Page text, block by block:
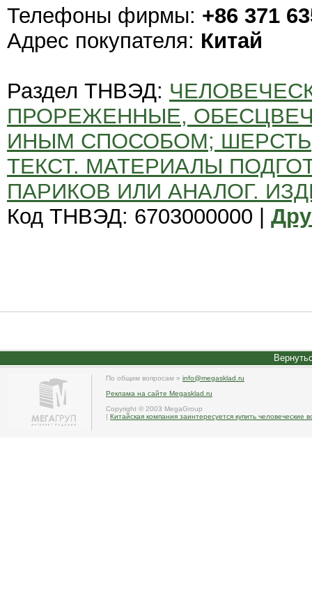
Телефоны фирмы: +86 371
Адрес покупателя: Китай
Раздел ТНВЭД:
ПРОРЕЖЕННЫЕ,
ИНЫМ СПОСОБОМ;
ТЕКСТ. МАТЕРИАЛЫ
ПАРИКОВ ИЛИ АНАЛОГ.
Код ТНВЭД: 6703000000 |
По общим вопросам » info@megasklad.ru
Реклама на сайте Megasklad.ru
Copyright © 2003 MegaGroup
| Китайская компания заинтересуется купить человеческие